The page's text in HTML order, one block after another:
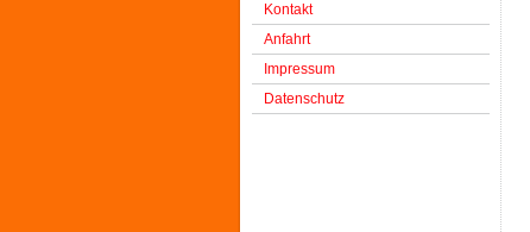
Kontakt
Anfahrt
Impressum
Datenschutz